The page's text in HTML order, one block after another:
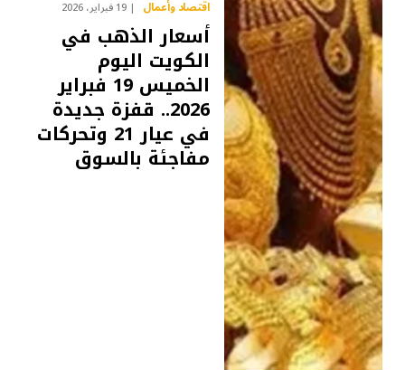
اقتصاد وأعمال 19 فبراير، 2026
أسعار الذهب في
الكويت اليوم
الخميس 19 فبراير
2026.. قفزة جديدة
في عيار 21 وتحركات
مفاجئة بالسوق